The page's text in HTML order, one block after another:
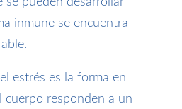
inmune se encuentra
estrés es la forma en
cuerpo responden a un